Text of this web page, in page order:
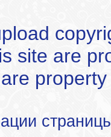
site are